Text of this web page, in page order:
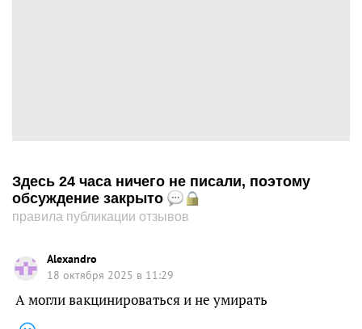
Здесь 24 часа ничего не писали, поэтому
обсуждение закрыто
правила публикации отзывов
Alexandro
18 октября 2025 в 11:29
А могли вакцинироваться и не умирать